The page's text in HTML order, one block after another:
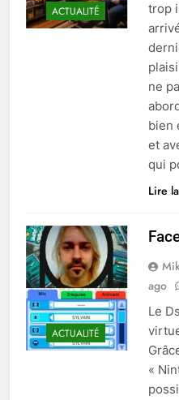
ACTUALITÉ
trop
ne
bien
et
qui
Lire
ACTUALITÉ
ago
Le
«